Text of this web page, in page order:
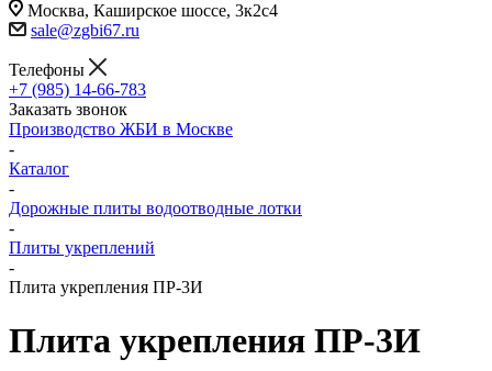
Москва, Каширское шоссе, 3к2с4
sale@zgbi67.ru
Телефоны
+7 (985) 14-66-783
Заказать звонок
Производство ЖБИ в Москве
-
Каталог
-
Дорожные плиты водоотводные лотки
-
Плиты укреплений
-
Плита укрепления ПР-3И
Плита укрепления ПР-3И